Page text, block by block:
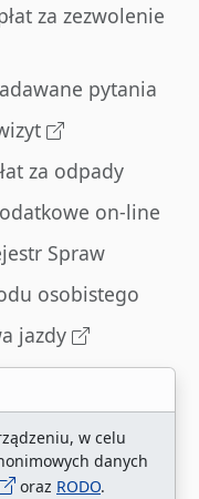
w celu
danych
oraz RODO.
za zezwolenie
pytania
za odpady
on-line
Spraw
osobistego
jazdy